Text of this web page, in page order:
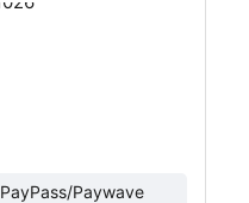
PayPass/Paywave